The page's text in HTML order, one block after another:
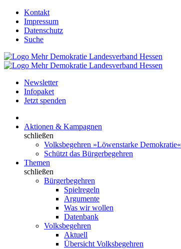
Kontakt
Impressum
Datenschutz
Suche
Newsletter
Infopaket
Jetzt spenden
Aktionen & Kampagnen
schließen
Volksbegehren »Löwenstarke Demokratie«
Schützt das Bürgerbegehren
Themen
schließen
Bürgerbegehren
Spielregeln
Argumente
Was wir wollen
Datenbank
Volksbegehren
Aktuell
Übersicht Volksbegehren